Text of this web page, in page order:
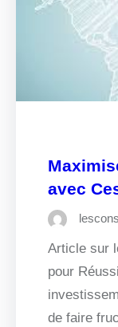
avec
Article sur
pour
de faire